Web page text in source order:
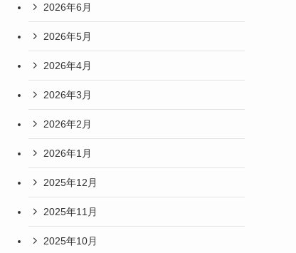
2026年6月
2026年5月
2026年4月
2026年3月
2026年2月
2026年1月
2025年12月
2025年11月
2025年10月